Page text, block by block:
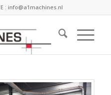
E :info@a1machines.nl